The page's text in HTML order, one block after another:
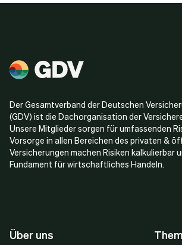
Der Gesamtverband der Deutschen
(GDV) ist die Dachorganisation der
Unsere Mitglieder sorgen für umfassenden
Vorsorge in allen Bereichen des privaten &
Versicherungen machen Risiken kalkulierbar
Fundament für wirtschaftliches Handeln.
Über uns